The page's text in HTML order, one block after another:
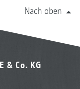
Nach oben
& Co. KG